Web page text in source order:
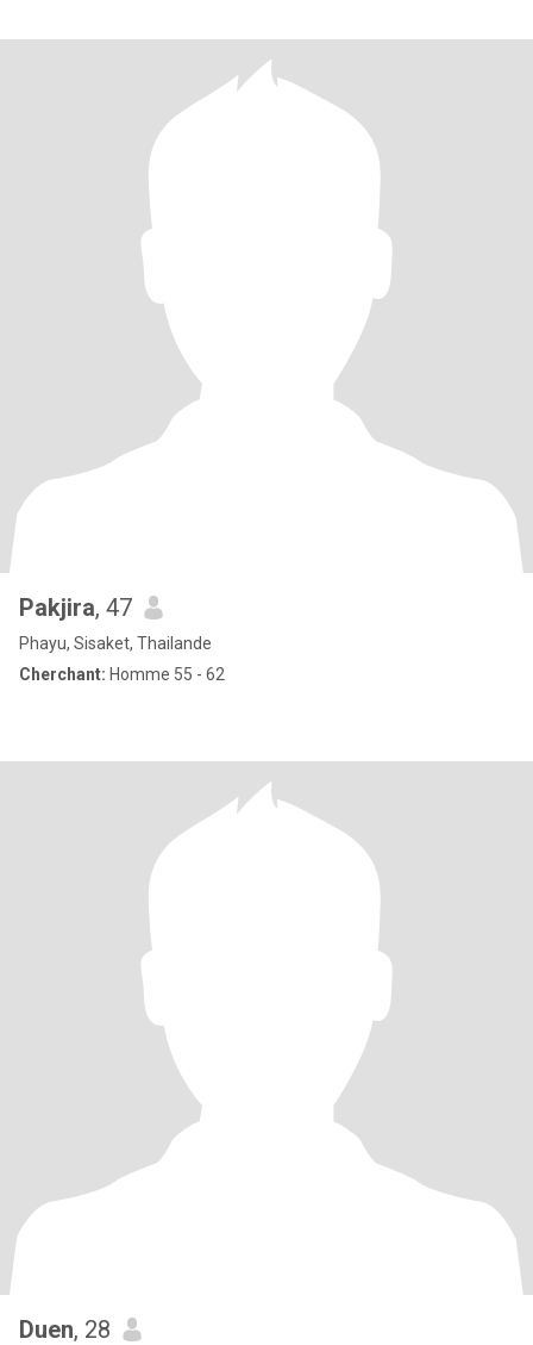
Pakjira, 47
Phayu, Sisaket, Thailande
Cherchant: Homme 55 - 62
Duen, 28